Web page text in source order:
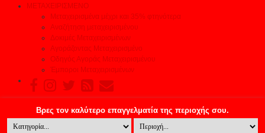
ΜΕΤΑΧΕΙΡΙΣΜΕΝΟ
Μεταχειρισμένα μέχρι και 35% φτηνότερα
Αναζήτηση μεταχειρισμένου
Δοκιμές Μεταχειρισμένων
Αγοράζοντας Μεταχειρισμένο
Οδηγός Αγοράς Μεταχειρισμένου
Έμποροι Μεταχειρισμένων